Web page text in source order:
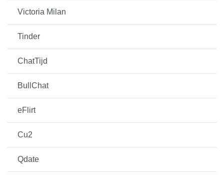
Victoria Milan
Tinder
ChatTijd
BullChat
eFlirt
Cu2
Qdate